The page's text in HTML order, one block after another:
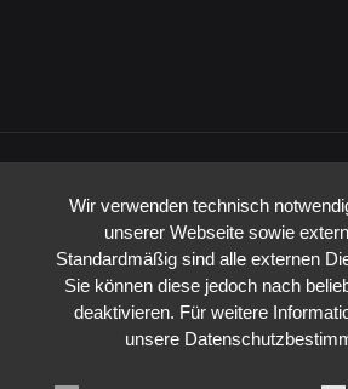
Finanziell
Nordrhein-Westfalen:
Wir verwenden technisch
unserer Webseite sowie
Standardmäßig sind alle externen
Sie können diese jedoch nach
deaktivieren. Für weitere
unsere